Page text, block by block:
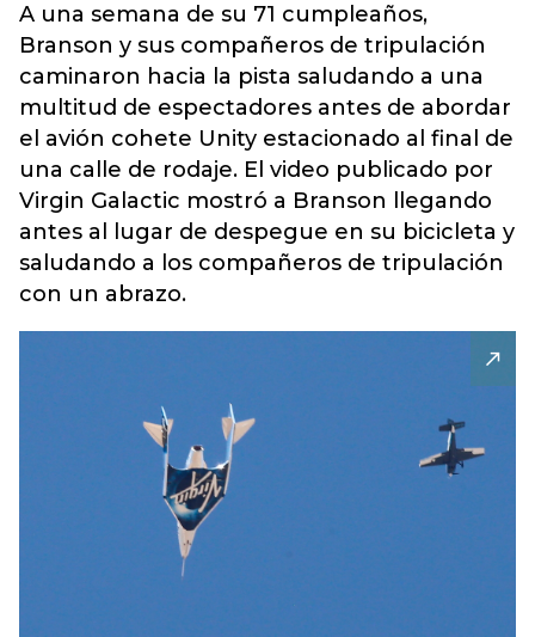
A una semana de su 71 cumpleaños,
Branson y sus compañeros de tripulación
caminaron hacia la pista saludando a una
multitud de espectadores antes de abordar
el avión cohete Unity estacionado al final de
una calle de rodaje. El video publicado por
Virgin Galactic mostró a Branson llegando
antes al lugar de despegue en su bicicleta y
saludando a los compañeros de tripulación
con un abrazo.